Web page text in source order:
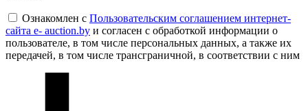
Ознакомлен с Пользовательским соглашением интернет-
сайта e- auction.by и согласен с обработкой информации о
пользователе, в том числе персональных данных, а также их
передачей, в том числе трансграничной, в соответствии с ним